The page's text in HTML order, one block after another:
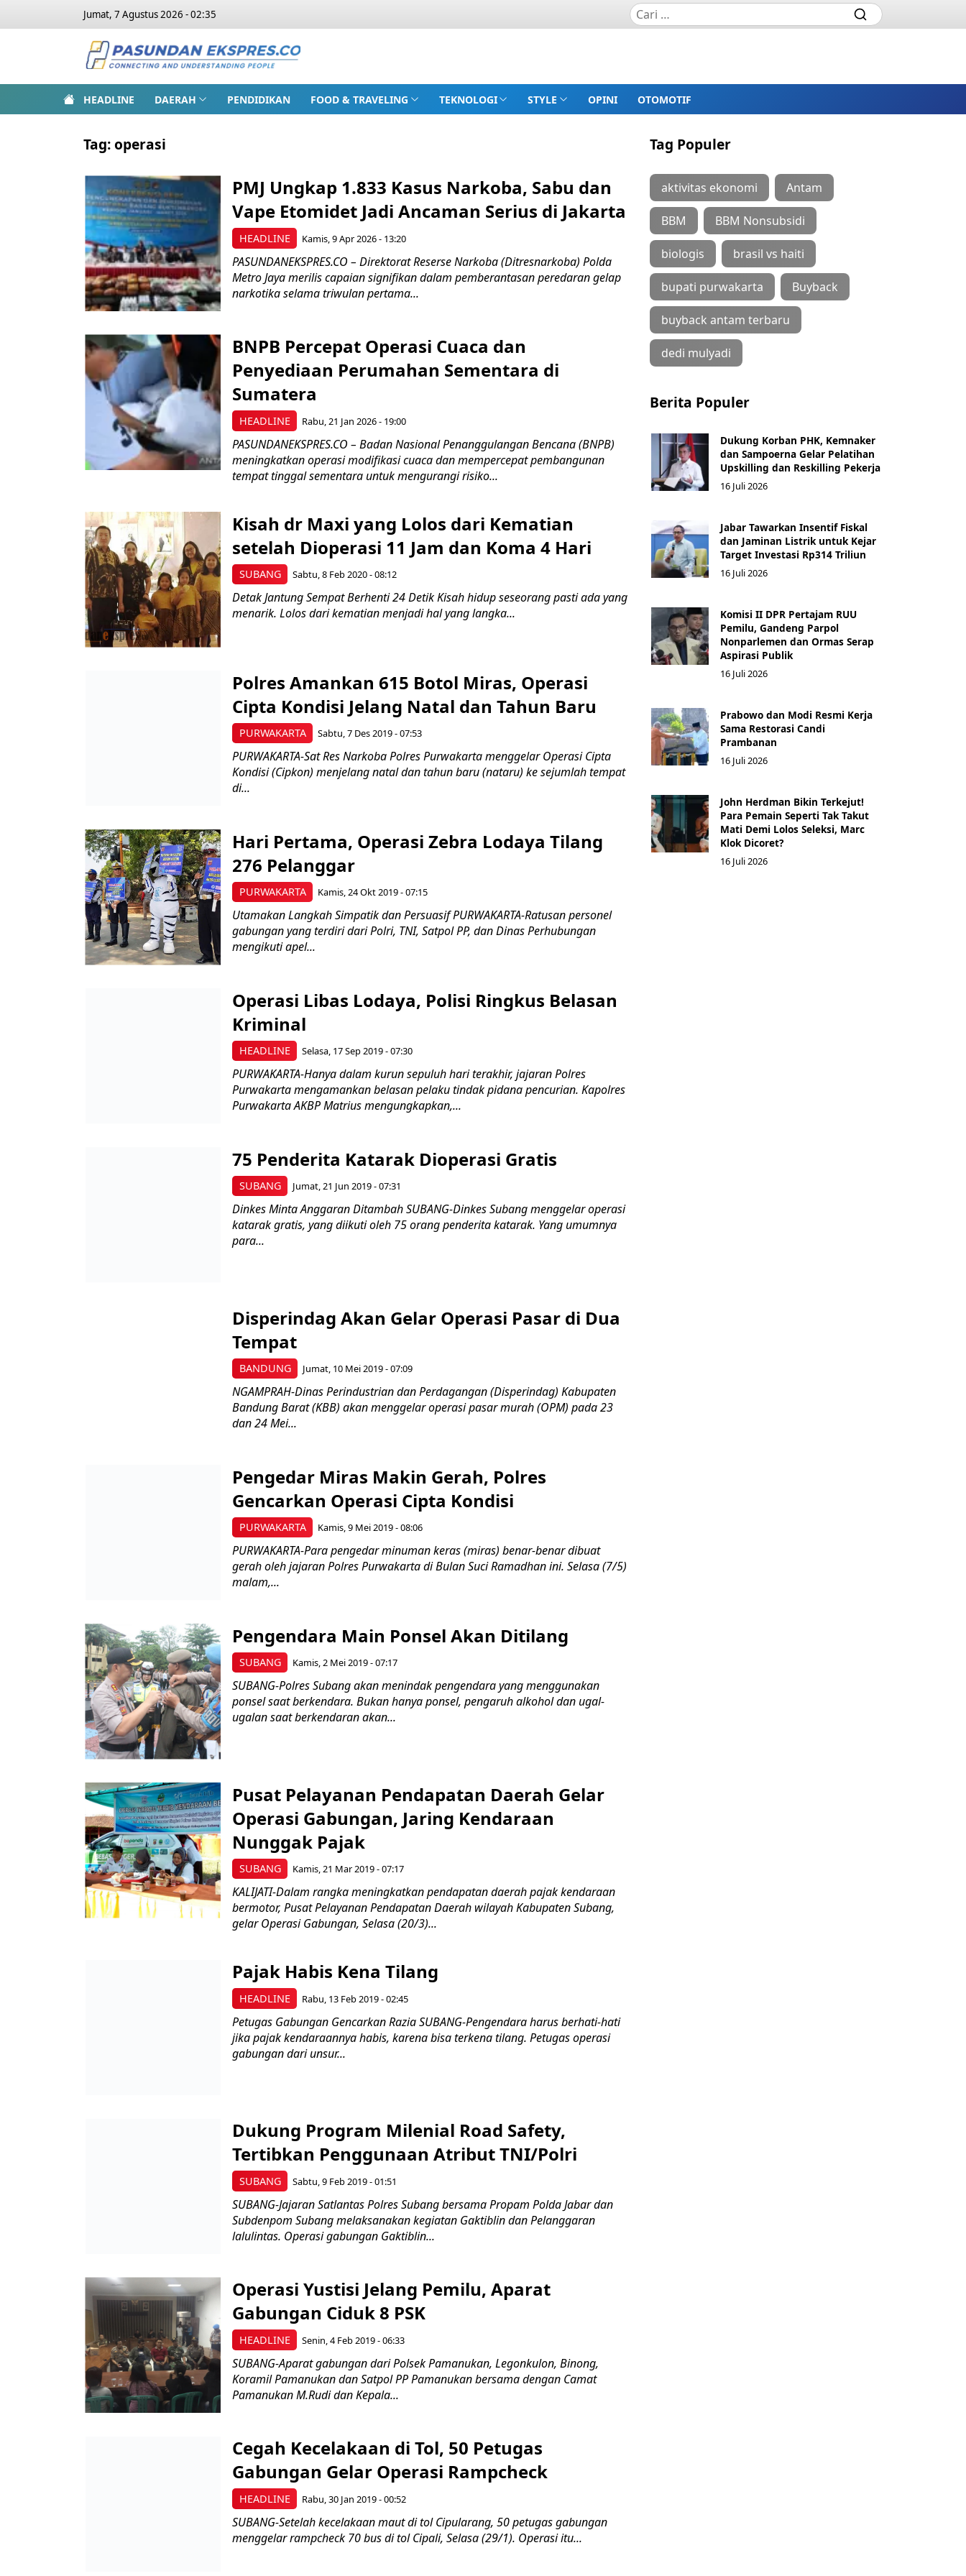
Jumat, 7 Agustus 2026 - 02:35
HEADLINE DAERAH PENDIDIKAN FOOD & TRAVELING TEKNOLOGI STYLE OPINI OTOMOTIF
Tag:operasi
HEADLINE
PMJ Ungkap 1.833 Kasus Narkoba, Sabu dan
Vape Etomidet Jadi Ancaman Serius di Jakarta
Kamis, 9 Apr 2026 - 13:20
PASUNDANEKSPRES.CO – Direktorat Reserse Narkoba (Ditresnarkoba) Polda
Metro Jaya merilis capaian signifikan dalam pemberantasan peredaran gelap
narkotika selama triwulan pertama...
HEADLINE
BNPB Percepat Operasi Cuaca dan
Penyediaan Perumahan Sementara di
Sumatera
Rabu, 21 Jan 2026 - 19:00
PASUNDANEKSPRES.CO – Badan Nasional Penanggulangan Bencana (BNPB)
meningkatkan operasi modifikasi cuaca dan mempercepat pembangunan
tempat tinggal sementara untuk mengurangi risiko...
SUBANG
Kisah dr Maxi yang Lolos dari Kematian
setelah Dioperasi 11 Jam dan Koma 4 Hari
Sabtu, 8 Feb 2020 - 08:12
Detak Jantung Sempat Berhenti 24 Detik Kisah hidup seseorang pasti ada yang
menarik. Lolos dari kematian menjadi hal yang langka...
PURWAKARTA
Polres Amankan 615 Botol Miras, Operasi
Cipta Kondisi Jelang Natal dan Tahun Baru
Sabtu, 7 Des 2019 - 07:53
PURWAKARTA-Sat Res Narkoba Polres Purwakarta menggelar Operasi Cipta
Kondisi (Cipkon) menjelang natal dan tahun baru (nataru) ke sejumlah tempat
di...
PURWAKARTA
Hari Pertama, Operasi Zebra Lodaya Tilang
276 Pelanggar
Kamis, 24 Okt 2019 - 07:15
Utamakan Langkah Simpatik dan Persuasif PURWAKARTA-Ratusan personel
gabungan yang terdiri dari Polri, TNI, Satpol PP, dan Dinas Perhubungan
mengikuti apel...
HEADLINE
Operasi Libas Lodaya, Polisi Ringkus Belasan
Kriminal
Selasa, 17 Sep 2019 - 07:30
PURWAKARTA-Hanya dalam kurun sepuluh hari terakhir, jajaran Polres
Purwakarta mengamankan belasan pelaku tindak pidana pencurian. Kapolres
Purwakarta AKBP Matrius mengungkapkan,...
SUBANG
75 Penderita Katarak Dioperasi Gratis
Jumat, 21 Jun 2019 - 07:31
Dinkes Minta Anggaran Ditambah SUBANG-Dinkes Subang menggelar operasi
katarak gratis, yang diikuti oleh 75 orang penderita katarak. Yang umumnya
para...
BANDUNG
Disperindag Akan Gelar Operasi Pasar di Dua
Tempat
Jumat, 10 Mei 2019 - 07:09
NGAMPRAH-Dinas Perindustrian dan Perdagangan (Disperindag) Kabupaten
Bandung Barat (KBB) akan menggelar operasi pasar murah (OPM) pada 23
dan 24 Mei...
PURWAKARTA
Pengedar Miras Makin Gerah, Polres
Gencarkan Operasi Cipta Kondisi
Kamis, 9 Mei 2019 - 08:06
PURWAKARTA-Para pengedar minuman keras (miras) benar-benar dibuat
gerah oleh jajaran Polres Purwakarta di Bulan Suci Ramadhan ini. Selasa (7/5)
malam,...
SUBANG
Pengendara Main Ponsel Akan Ditilang
Kamis, 2 Mei 2019 - 07:17
SUBANG-Polres Subang akan menindak pengendara yang menggunakan
ponsel saat berkendara. Bukan hanya ponsel, pengaruh alkohol dan ugal-
ugalan saat berkendaran akan...
SUBANG
Pusat Pelayanan Pendapatan Daerah Gelar
Operasi Gabungan, Jaring Kendaraan
Nunggak Pajak
Kamis, 21 Mar 2019 - 07:17
KALIJATI-Dalam rangka meningkatkan pendapatan daerah pajak kendaraan
bermotor, Pusat Pelayanan Pendapatan Daerah wilayah Kabupaten Subang,
gelar Operasi Gabungan, Selasa (20/3)...
HEADLINE
Pajak Habis Kena Tilang
Rabu, 13 Feb 2019 - 02:45
Petugas Gabungan Gencarkan Razia SUBANG-Pengendara harus berhati-hati
jika pajak kendaraannya habis, karena bisa terkena tilang. Petugas operasi
gabungan dari unsur...
SUBANG
Dukung Program Milenial Road Safety,
Tertibkan Penggunaan Atribut TNI/Polri
Sabtu, 9 Feb 2019 - 01:51
SUBANG-Jajaran Satlantas Polres Subang bersama Propam Polda Jabar dan
Subdenpom Subang melaksanakan kegiatan Gaktiblin dan Pelanggaran
lalulintas. Operasi gabungan Gaktiblin...
HEADLINE
Operasi Yustisi Jelang Pemilu, Aparat
Gabungan Ciduk 8 PSK
Senin, 4 Feb 2019 - 06:33
SUBANG-Aparat gabungan dari Polsek Pamanukan, Legonkulon, Binong,
Koramil Pamanukan dan Satpol PP Pamanukan bersama dengan Camat
Pamanukan M.Rudi dan Kepala...
HEADLINE
Cegah Kecelakaan di Tol, 50 Petugas
Gabungan Gelar Operasi Rampcheck
Rabu, 30 Jan 2019 - 00:52
SUBANG-Setelah kecelakaan maut di tol Cipularang, 50 petugas gabungan
menggelar rampcheck 70 bus di tol Cipali, Selasa (29/1). Operasi itu...
Tag Populer
aktivitas ekonomi Antam
BBM BBM Nonsubsidi
biologis brasil vs haiti
bupati purwakarta Buyback
buyback antam terbaru
dedi mulyadi
Berita Populer
Dukung Korban PHK, Kemnaker
dan Sampoerna Gelar Pelatihan
Upskilling dan Reskilling Pekerja
16 Juli 2026
Jabar Tawarkan Insentif Fiskal
dan Jaminan Listrik untuk Kejar
Target Investasi Rp314 Triliun
16 Juli 2026
Komisi II DPR Pertajam RUU
Pemilu, Gandeng Parpol
Nonparlemen dan Ormas Serap
Aspirasi Publik
16 Juli 2026
Prabowo dan Modi Resmi Kerja
Sama Restorasi Candi
Prambanan
16 Juli 2026
John Herdman Bikin Terkejut!
Para Pemain Seperti Tak Takut
Mati Demi Lolos Seleksi, Marc
Klok Dicoret?
16 Juli 2026